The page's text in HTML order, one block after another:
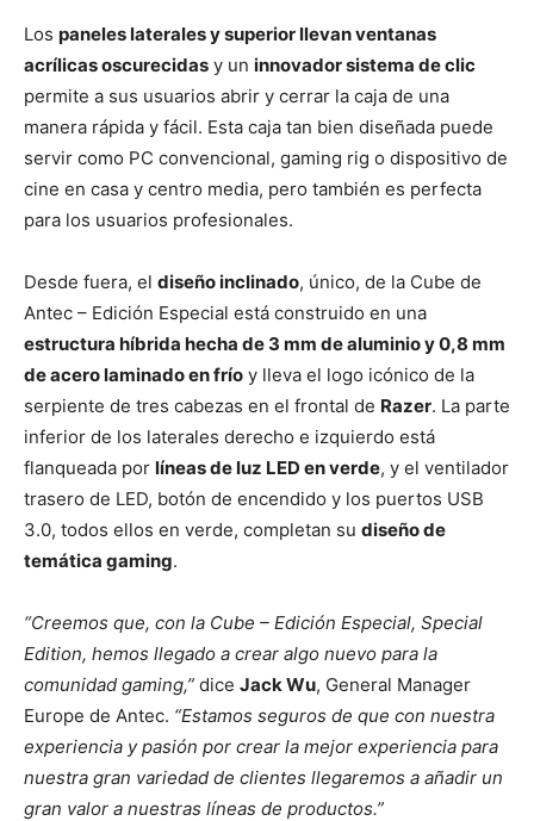
Los paneles laterales y superior llevan ventanas
acrílicas oscurecidas y un innovador sistema de clic
permite a sus usuarios abrir y cerrar la caja de una
manera rápida y fácil. Esta caja tan bien diseñada puede
servir como PC convencional, gaming rig o dispositivo de
cine en casa y centro media, pero también es perfecta
para los usuarios profesionales.
Desde fuera, el diseño inclinado, único, de la Cube de
Antec – Edición Especial está construido en una
estructura híbrida hecha de 3 mm de aluminio y 0,8 mm
de acero laminado en frío y lleva el logo icónico de la
serpiente de tres cabezas en el frontal de Razer. La parte
inferior de los laterales derecho e izquierdo está
flanqueada por líneas de luz LED en verde, y el ventilador
trasero de LED, botón de encendido y los puertos USB
3.0, todos ellos en verde, completan su diseño de
temática gaming.
“Creemos que, con la Cube – Edición Especial, Special
Edition, hemos llegado a crear algo nuevo para la
comunidad gaming,” dice Jack Wu, General Manager
Europe de Antec. “Estamos seguros de que con nuestra
experiencia y pasión por crear la mejor experiencia para
nuestra gran variedad de clientes llegaremos a añadir un
gran valor a nuestras líneas de productos.”